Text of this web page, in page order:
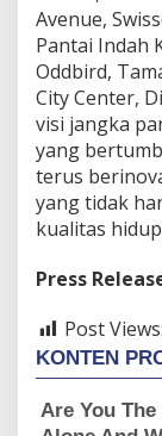
Avenue,
Pantai Indah
Oddbird,
City Center,
visi jangka
yang
terus
yang tidak
kualitas
Press
Post Views: